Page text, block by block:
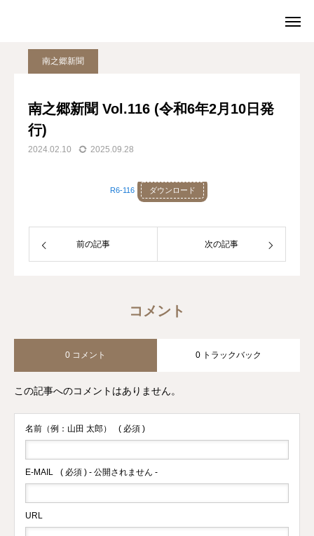
南之郷新聞 Vol.116 (令和6年2月10日発行)
南之郷新聞
南之郷新聞 Vol.116 (令和6年2月10日発
行)
2024.02.10 2025.09.28
R6-116 ダウンロード
前の記事 次の記事
コメント
0 コメント 0 トラックバック
この記事へのコメントはありません。
名前（例：山田 太郎） ( 必須 )
E-MAIL ( 必須 ) - 公開されません -
URL